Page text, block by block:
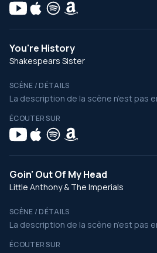
You're History
Shakespears Sister
SCÈNE / DÉTAILS
La description de la scène n’est pas
ÉCOUTER SUR
Goin' Out Of My Head
Little Anthony & The Imperials
SCÈNE / DÉTAILS
La description de la scène n’est pas
ÉCOUTER SUR